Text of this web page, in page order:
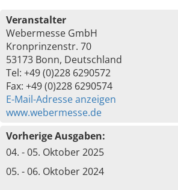
Veranstalter
Webermesse GmbH
Kronprinzenstr. 70
53173 Bonn, Deutschland
Tel: +49 (0)228 6290572
Fax: +49 (0)228 6290574
E-Mail-Adresse anzeigen
www.webermesse.de
Vorherige Ausgaben:
04. - 05. Oktober 2025
05. - 06. Oktober 2024